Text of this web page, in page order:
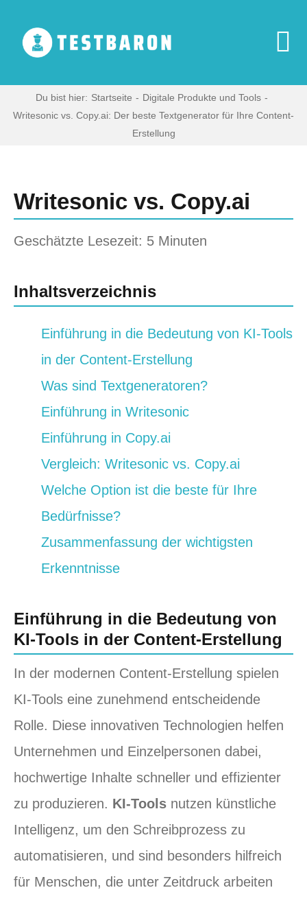
springen
StartDu bist hier: Startseite
Digitale Produkte und Tools
Writesonic vs. Copy.ai: Der beste Textgenerator für Ihre Content-
Erstellung
BildWritesonic vs. Copy.ai
Geschätzte Lesezeit: 5 Minuten
Inhaltsverzeichnis
Einführung in die Bedeutung von KI-Tools
in der Content-Erstellung
Was sind Textgeneratoren?
Einführung in Writesonic
Einführung in Copy.ai
Vergleich: Writesonic vs. Copy.ai
Welche Option ist die beste für Ihre
Bedürfnisse?
Zusammenfassung der wichtigsten
Erkenntnisse
Einführung in die Bedeutung von
KI-Tools in der Content-Erstellung
In der modernen Content-Erstellung spielen
KI-Tools eine zunehmend entscheidende
Rolle. Diese innovativen Technologien helfen
Unternehmen und Einzelpersonen dabei,
hochwertige Inhalte schneller und effizienter
zu produzieren. KI-Tools nutzen künstliche
Intelligenz, um den Schreibprozess zu
automatisieren, und sind besonders hilfreich
für Menschen, die unter Zeitdruck arbeiten